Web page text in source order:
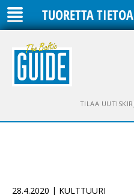
TUORETTA
TILAA
28.4.2020 | KULTTUURI